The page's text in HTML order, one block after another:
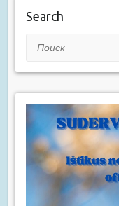
Search
Поиск